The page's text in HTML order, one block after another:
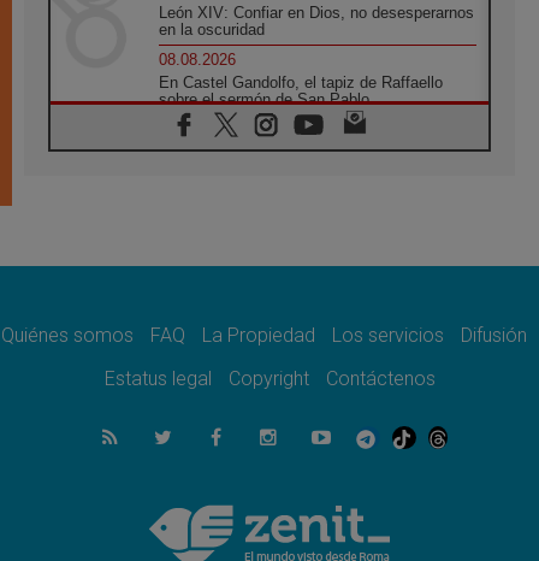
León XIV: Confiar en Dios, no desesperarnos
en la oscuridad
08.08.2026
En Castel Gandolfo, el tapiz de Raffaello
sobre el sermón de San Pablo
08.08.2026
En Colombia, «la paz no se compra con una
08.08.2026
08.08.2026
del Buen Consejo de Genazzano
Filipinas: el Vicariato Apostólico de Calapán
se convierte en diócesis
Honduras: Los desplazados invisibles de una
crisis olvidada
Quiénes somos FAQ La Propiedad Los servicios
Difusión
Estatus legal
Copyright Contáctenos